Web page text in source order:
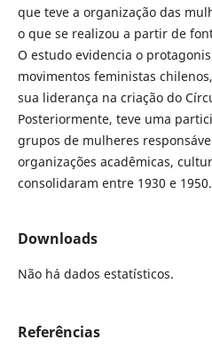
que teve a organização das
o que se realizou a partir de
O estudo evidencia o
movimentos feministas
sua liderança na criação do
Posteriormente, teve uma
grupos de mulheres
organizações acadêmicas,
consolidaram entre 1930 e 1950.
Downloads
Não há dados estatísticos.
Referências